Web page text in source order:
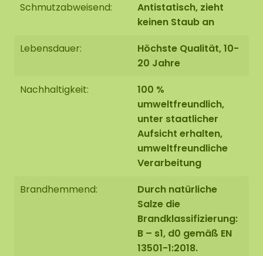
Schmutzabweisend:
Antistatisch, zieht
keinen Staub an
Lebensdauer:
Höchste Qualität, 10-
20 Jahre
Nachhaltigkeit:
100 %
umweltfreundlich,
unter staatlicher
Aufsicht erhalten,
umweltfreundliche
Verarbeitung
Brandhemmend:
Durch natürliche
Salze die
Brandklassifizierung:
B – s1, d0 gemäß EN
13501-1:2018.